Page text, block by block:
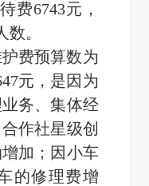
费6743元，
。
费预算数为
元，是因为
务、集体经
作社星级创
加；因小车
的修理费增